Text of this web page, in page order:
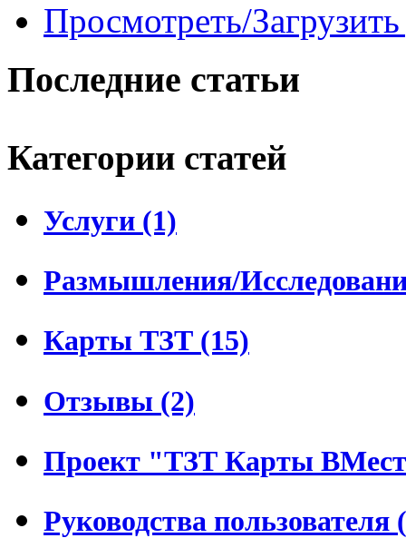
Просмотреть/
Последние статьи
Категории статей
Услуги (1)
Размышления/
Карты ТЗТ (15)
Отзывы (2)
Проект "ТЗТ Карты
Руководства пользователя